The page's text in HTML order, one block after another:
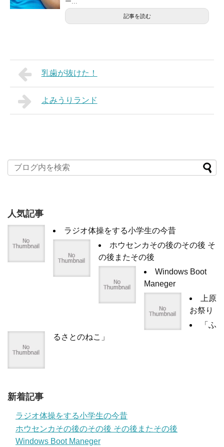
記事を読む
乳歯が抜けた！
よみうりランド
人気記事
ラジオ体操をする小学生の今昔
ホウセンカその後のその後 そ
の後またその後
Windows Boot
Maneger
上原
お祭り
「ふ
るさとのねこ」
新着記事
ラジオ体操をする小学生の今昔
ホウセンカその後のその後 その後またその後
Windows Boot Maneger